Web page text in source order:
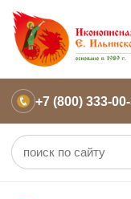
+7 (800) 333-